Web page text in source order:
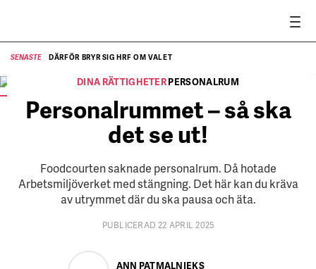
SENASTE DÄRFÖR BRYR SIG HRF OM VALET
Personalrum ska ha dagsljus och stolar med ryggstöd.
DINA RÄTTIGHETERPERSONALRUM
Personalrummet – så ska
det se ut!
Foodcourten saknade personalrum. Då hotade
Arbetsmiljöverket med stängning. Det här kan du kräva
av utrymmet där du ska pausa och äta.
PUBLICERAD 22 APRIL 2025
ANN PATMALNIEKS